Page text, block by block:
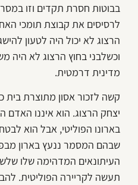
בבוטות חסרת תקדים וזו
לרסיסים את קבוצת תומכי
הרצוג לא יכול היה לטעון
וכשלבני בחוץ הרצוג לא היה
מדינית דרמטית.
קשה לזכור אסון מתוצרת
יצחק הרצוג. הוא איננו האדם
בארונו הפוליטי, אבל הוא
שבהם המסמר ננעץ בארון
העיתונאים המדהימה שלו
תעשה לקריירה הפוליטית.